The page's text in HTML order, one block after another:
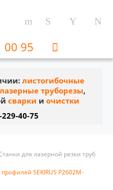
00 95
листогибочные
лазерные труборезы,
сварки и очистки
40-75
для лазерной резки труб
SEKIRUS P2602M-